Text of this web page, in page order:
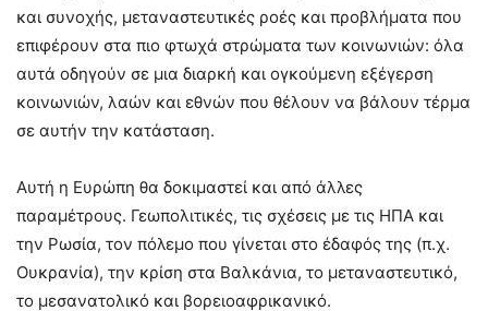
και συνοχής, μεταναστευτικές ροές και προβλήματα που
επιφέρουν στα πιο φτωχά στρώματα των κοινωνιών: όλα
αυτά οδηγούν σε μια διαρκή και ογκούμενη εξέγερση
κοινωνιών, λαών και εθνών που θέλουν να βάλουν τέρμα
σε αυτήν την κατάσταση.
Αυτή η Ευρώπη θα δοκιμαστεί και από άλλες
παραμέτρους. Γεωπολιτικές, τις σχέσεις με τις ΗΠΑ και
την Ρωσία, τον πόλεμο που γίνεται στο έδαφός της (π.χ.
Ουκρανία), την κρίση στα Βαλκάνια, το μεταναστευτικό,
το μεσανατολικό και βορειοαφρικανικό.